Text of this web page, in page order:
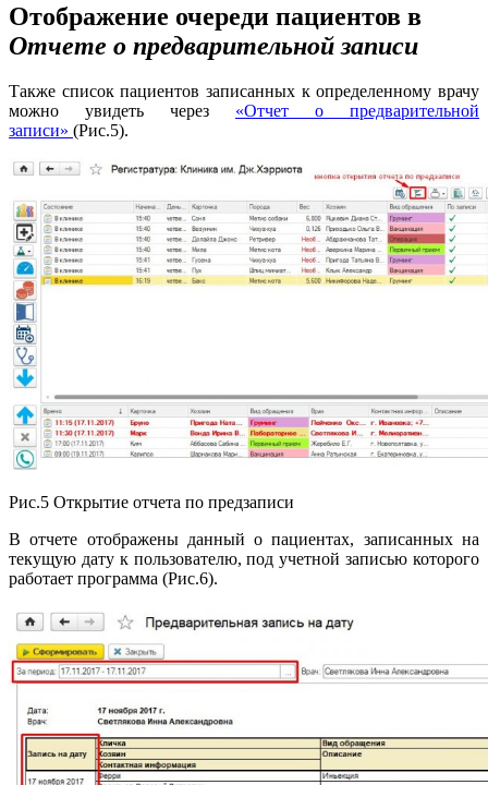
Отображение очереди пациентов в
Отчете о предварительной записи
Также список пациентов записанных к определенному врачу
можно увидеть через «Отчет о предварительной
записи» (Рис.5).
Рис.5 Открытие отчета по предзаписи
В отчете отображены данный о пациентах, записанных на
текущую дату к пользователю, под учетной записью которого
работает программа (Рис.6).